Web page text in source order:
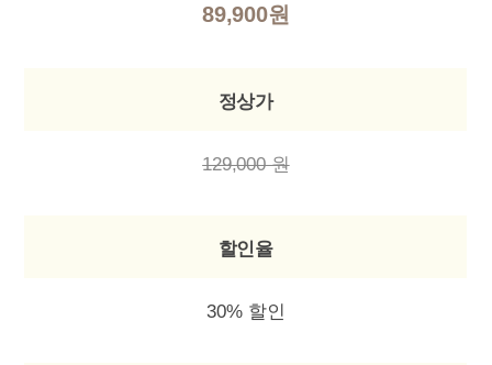
89,900원
정상가
129,000 원
할인율
30% 할인